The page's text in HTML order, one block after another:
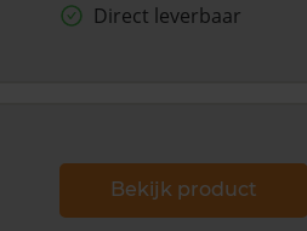
Direct leverbaar
Bekijk product